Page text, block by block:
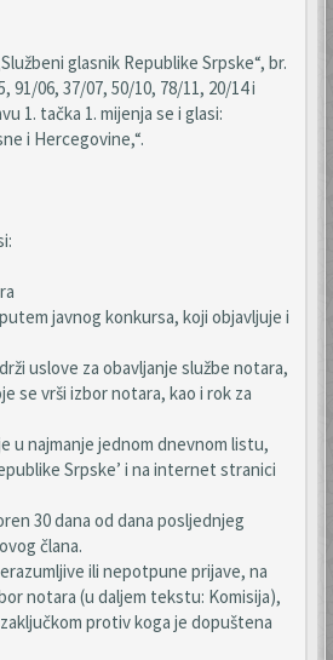
glasnik Republike Srpske“, br.
91/06, 37/07, 50/10, 78/11, 20/14 i
1. tačka 1. mijenja se i glasi:
i Hercegovine,“.
javnog konkursa, koji objavljuje i
uslove za obavljanje službe notara,
se vrši izbor notara, kao i rok za
u najmanje jednom dnevnom listu,
Srpske’ i na internet stranici
30 dana od dana posljednjeg
člana.
ili nepotpune prijave, na
notara (u daljem tekstu: Komisija),
protiv koga je dopuštena